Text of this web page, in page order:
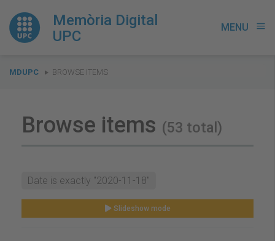
Memòria Digital
UPC
MENU menu
You
MDUPC BROWSE ITEMS
Browse items (53 total)
Date is exactly "2020-11-18"
Slideshow mode